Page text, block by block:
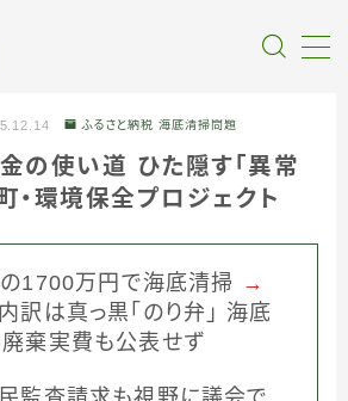
ふるさと納税 海底清掃問題
金の使い道 ひた隠す「異常
・環境保全プロジェクト
1700万円で海底清掃 →
訳は真っ黒「のり弁」 海底
棄実費も公表せず